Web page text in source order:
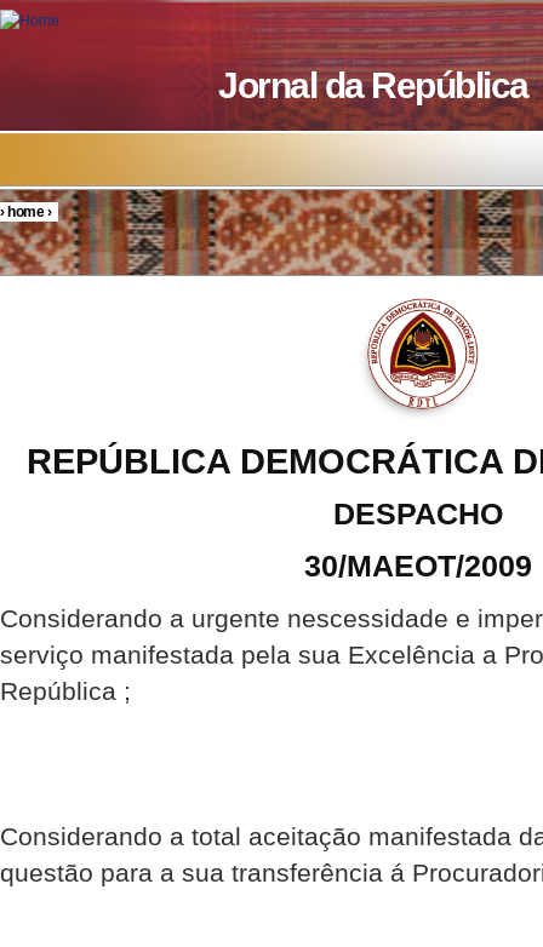
Skip to main content
Jornal da República
You are here
›home›
REPÚBLICA DEMOCRÁTICA
DESPACHO
30/MAEOT/2009
Considerando a urgente nescessidade e
serviço manifestada pela sua Excelência a
República ;
Considerando a total aceitação manifestada
questão para a sua transferência á